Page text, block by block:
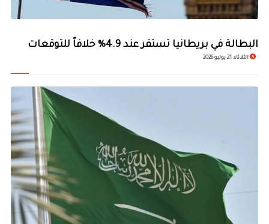
البطالة في بريطانيا تستقر عند 4.9% خلافاً للتوقعات
الثلاثاء 21 يوليو 2026